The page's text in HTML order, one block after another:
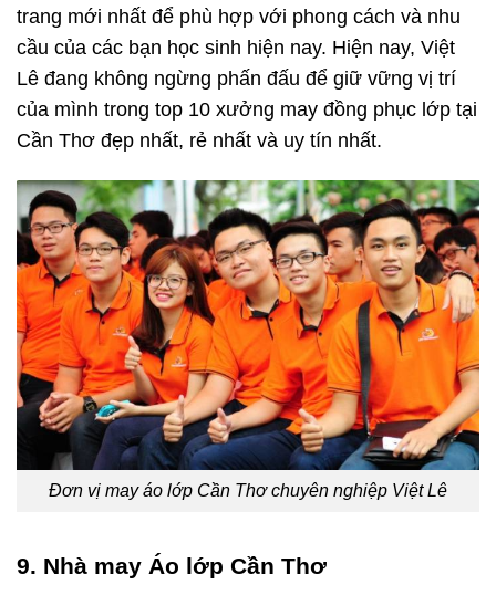
trang mới nhất để phù hợp với phong cách và nhu
cầu của các bạn học sinh hiện nay. Hiện nay, Việt
Lê đang không ngừng phấn đấu để giữ vững vị trí
của mình trong top 10 xưởng may đồng phục lớp tại
Cần Thơ đẹp nhất, rẻ nhất và uy tín nhất.
Đơn vị may áo lớp Cần Thơ chuyên nghiệp Việt Lê
9. Nhà may Áo lớp Cần Thơ